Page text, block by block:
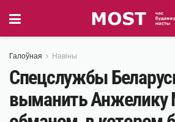
Галоўная Навіны
Спецслужбы
выманить Анжелику